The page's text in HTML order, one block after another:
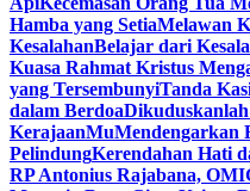
Hamba yang SetiaMelawan
KesalahanBelajar dari
Kuasa Rahmat Kristus
yang TersembunyiTanda
dalam Berdoa
KerajaanMuMendengarkan
PelindungKerendahan Hati
RP Antonius Rajabana, OMI